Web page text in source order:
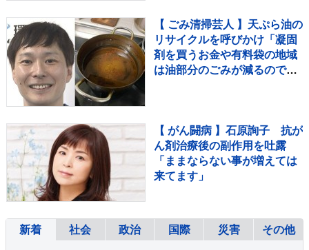
【 ごみ清掃芸人 】天ぷら油の
リサイクルを呼びかけ「凝固
剤を買うお金や有料袋の地域
は油部分のごみが減るので、
【 がん闘病 】石原詢子 抗が
ん剤治療後の副作用を吐露
「ままならない事が増えては
来てます」
新着 社会 政治 国際 災害 その他